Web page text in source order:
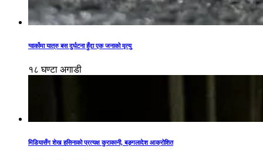
ग्वार्कोमा यात्रु बस दुर्घटना हुँदा एक जनाको मृत्यु
१८ घण्टा अगाडी
मिडियासँग शेख हसिनाको प्रत्यक्ष कुराकानी, बङ्गलादेश आक्रोशित